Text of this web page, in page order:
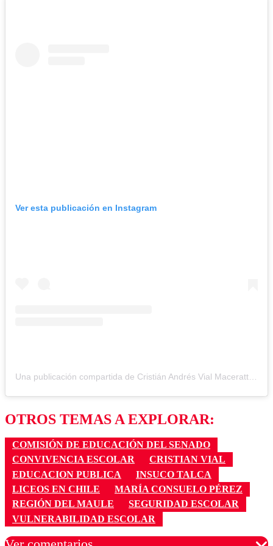
Ver esta publicación en Instagram
OTROS TEMAS A EXPLORAR:
COMISIÓN DE EDUCACIÓN DEL SENADO
CONVIVENCIA ESCOLAR
CRISTIAN VIAL
EDUCACION PUBLICA
INSUCO TALCA
LICEOS EN CHILE
MARÍA CONSUELO PÉREZ
REGIÓN DEL MAULE
SEGURIDAD ESCOLAR
VULNERABILIDAD ESCOLAR